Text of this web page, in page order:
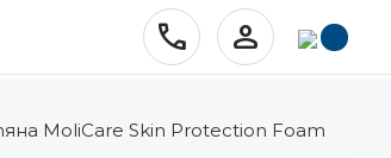
phone person
MoliCare Skin Protection Foam